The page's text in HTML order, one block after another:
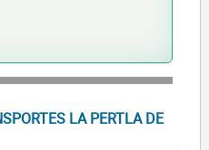
LA PERTLA DE